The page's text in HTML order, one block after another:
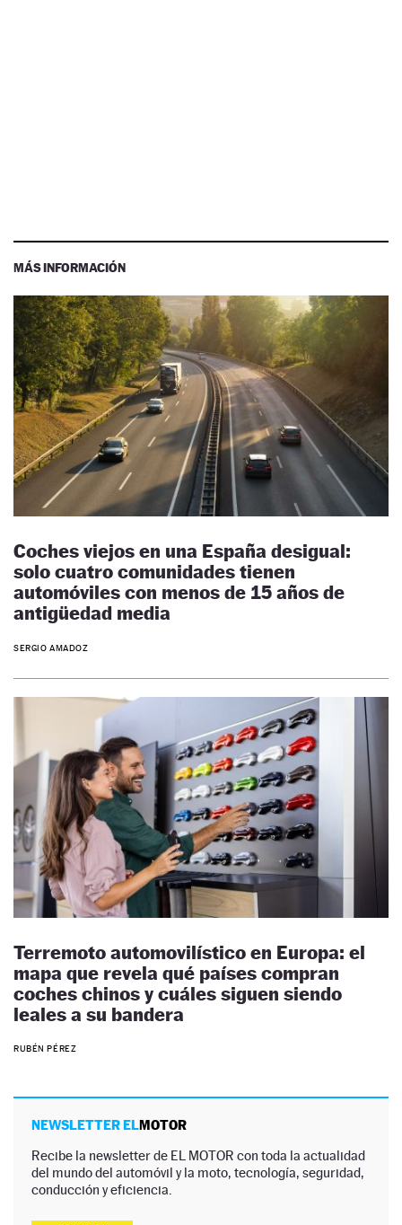
MÁS INFORMACIÓN
Coches viejos en una España desigual:
solo cuatro comunidades tienen
automóviles con menos de 15 años de
antigüedad media
SERGIO AMADOZ
Terremoto automovilístico en Europa: el
mapa que revela qué países compran
coches chinos y cuáles siguen siendo
leales a su bandera
RUBÉN PÉREZ
NEWSLETTER ELMOTOR
Recibe la newsletter de EL MOTOR con toda la actualidad
del mundo del automóvil y la moto, tecnología, seguridad,
conducción y eficiencia.